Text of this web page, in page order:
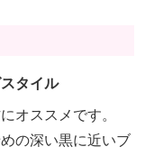
タイル
オススメです。
の深い黒に近いブ